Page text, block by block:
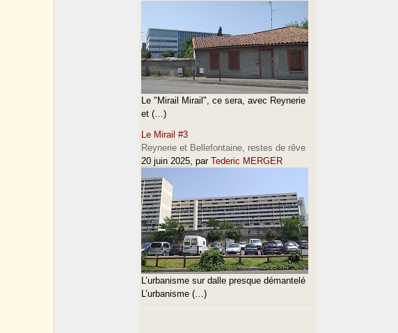
Le "Mirail Mirail", ce sera, avec Reynerie
et (…)
Le Mirail #3
Reynerie et Bellefontaine, restes de rêve
20 juin 2025, par Tederic MERGER
L’urbanisme sur dalle presque démantelé
L’urbanisme (…)